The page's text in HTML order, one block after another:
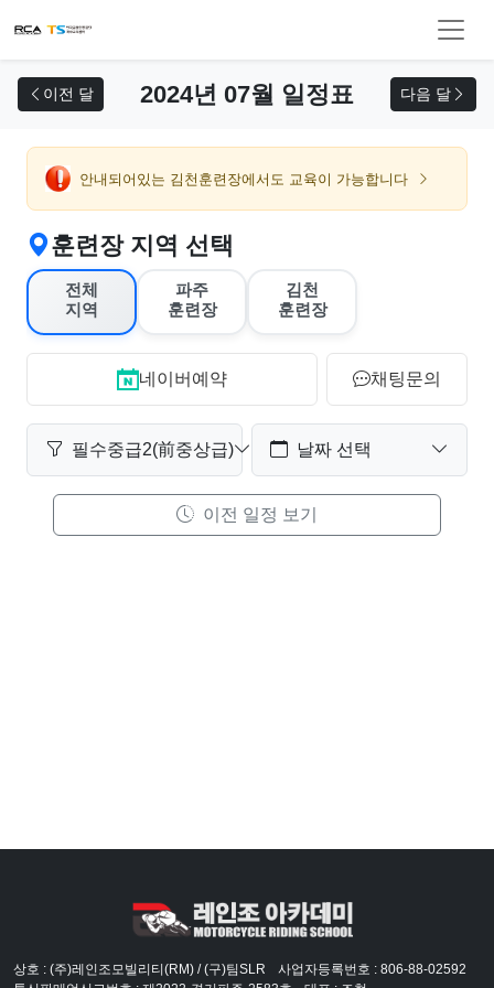
이전 달 2024년 07월 일정표 다음 달
안내되어있는 김천훈련장에서도 교육이 가능합니다
훈련장 지역 선택
전체
지역
파주
훈련장
김천
훈련장
네이버예약 채팅문의
필수중급2(前중상급) 날짜 선택
이전 일정 보기
상호 : (주)레인조모빌리티(RM) / (구)팀SLR
사업자등록번호 : 806-88-02592